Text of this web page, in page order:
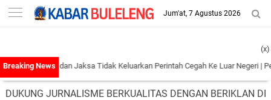
-->
Jum'at, 7 Agustus 2026
dan Jaksa Tidak Keluarkan Perintah Cegah Ke Luar Negeri|
(x)
DUKUNG JURNALISME BERKUALITAS DENGAN BERIKLAN DI